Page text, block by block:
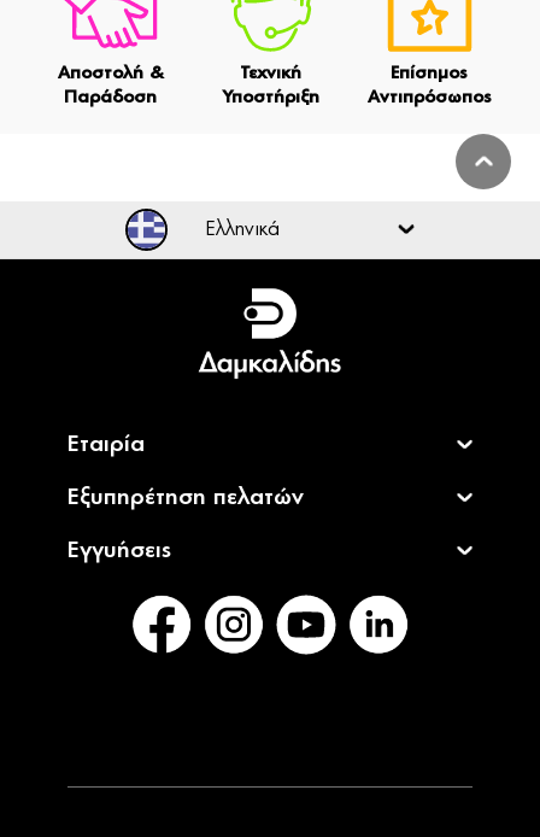
Αποστολή &
Παράδοση
Τεχνική
Υποστήριξη
Επίσημος
Αντιπρόσωπος
Ελληνικά
Ελληνικά
English
Εταιρία
Εξυπηρέτηση πελατών
Εγγυήσεις